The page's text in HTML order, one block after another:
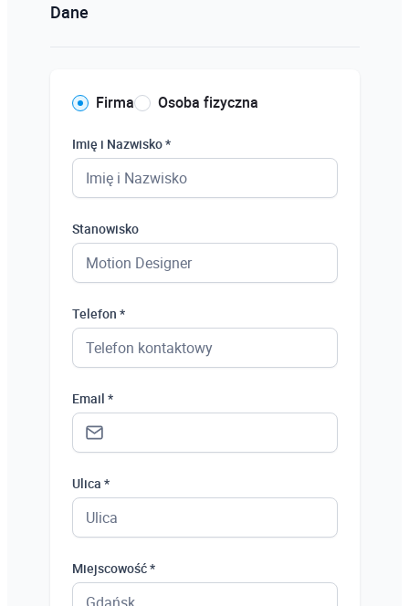
Dane
Firma Osoba fizyczna
Imię i Nazwisko *
Stanowisko
Telefon *
Email *
Ulica *
Miejscowość *